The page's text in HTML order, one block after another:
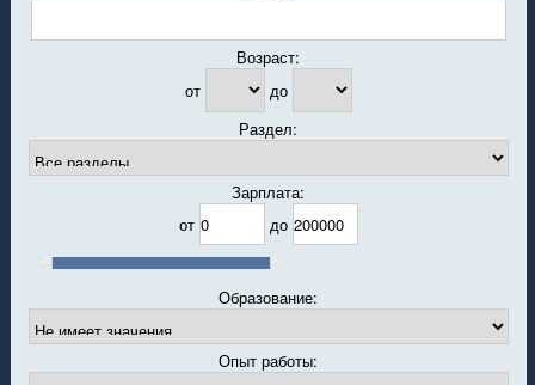
Возраст:
от
до
Раздел:
Зарплата:
от
до
Образование:
Опыт работы: